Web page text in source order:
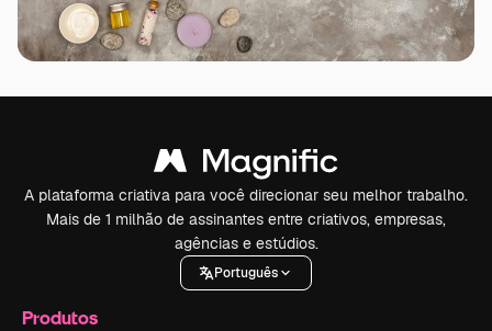
A plataforma criativa para você direcionar seu melhor trabalho.
Mais de 1 milhão de assinantes entre criativos, empresas,
agências e estúdios.
Português
Produtos